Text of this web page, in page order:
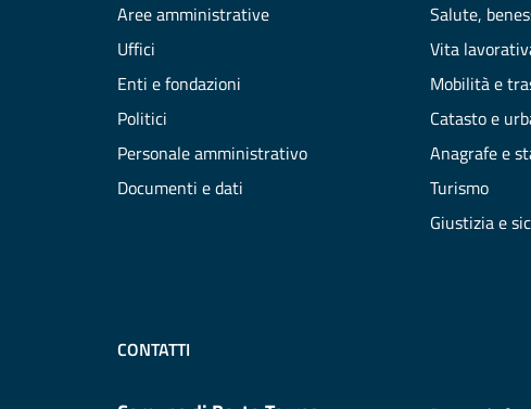
Aree amministrative
Uffici
Enti e fondazioni
Politici
Personale amministrativo
Documenti e dati
Salute,
Vita
Mobilità e
Catasto e
Anagrafe e
Turismo
Giustizia e
CONTATTI